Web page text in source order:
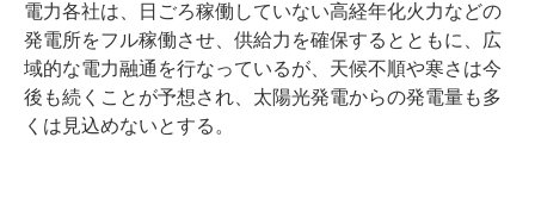
電力各社は、日ごろ稼働していない高経年化火力などの
発電所をフル稼働させ、供給力を確保するとともに、広
域的な電力融通を行なっているが、天候不順や寒さは今
後も続くことが予想され、太陽光発電からの発電量も多
くは見込めないとする。